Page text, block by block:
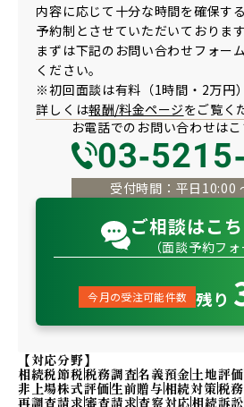
内容に応じて十分な時間を確保す
予約制とさせていただいております
まずは下記のお問い合わせフォー
ください。
※初回面談は有料（1時間・2万円
詳しくは報酬/料金ページをご覧く
お電話での お問い合わせは
03-
受付時間：平日10:00
ご相談はこ
（面談予約フォ
今月の受注可能件数 残り
【対応分野】
相続税節税税務調査名義預金土地評価
非上場株式評価生前贈与相続対策税
再調査請求審査請求査察対応相続訴訟